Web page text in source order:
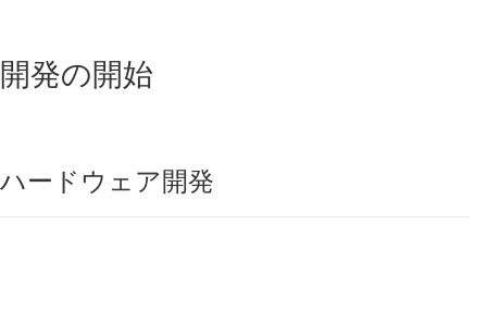
パッケージ封止、5.5V 昇降圧コンバータ
ESD 保護ダイオード
開発の開始
ハードウェア開発